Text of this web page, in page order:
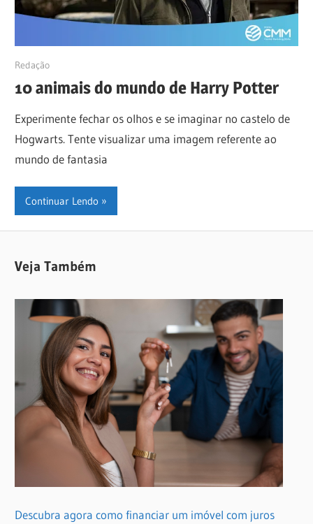
22/01/2021
Redação
10 animais do mundo de Harry Potter
Experimente fechar os olhos e se imaginar no castelo de
Hogwarts. Tente visualizar uma imagem referente ao
mundo de fantasia
Continuar Lendo
Veja Também
Descubra agora como financiar um imóvel com juros